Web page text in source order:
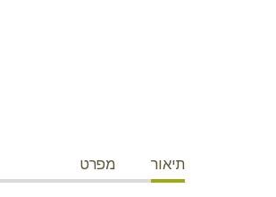
תיאור מפרט